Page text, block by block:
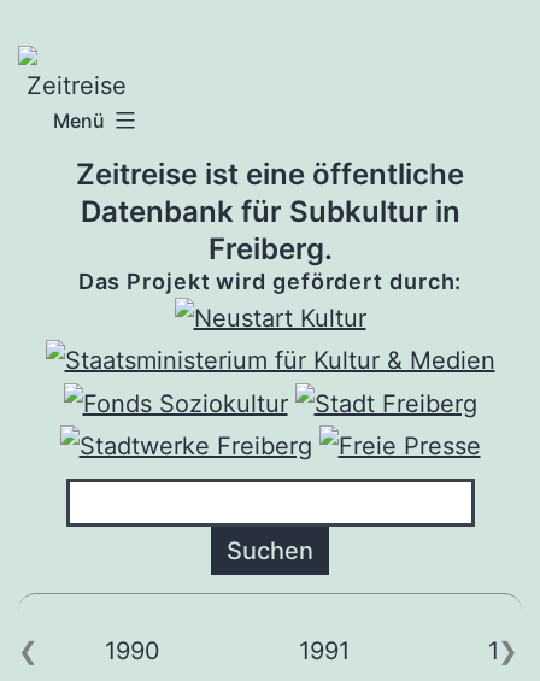
Inhalt
springen
Menü
Zeitreise ist eine öffentliche
Datenbank für Subkultur in
Freiberg.
Das Projekt wird gefördert durch:
1990 1991